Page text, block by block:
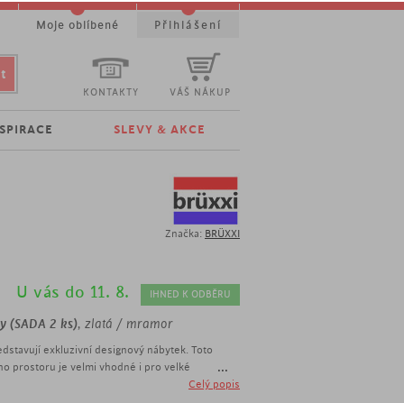
Značka: BRÜXXI
U vás do 11. 8. IHNED K ODBĚRU
(SADA 2 ks), zlatá / mramor
exkluzivní designový nábytek. Toto
prostoru je velmi vhodné i pro velké
...
Celý popis
KONTAKTY VÁŠ NÁKUP
SLEVY & AKCE
Moje oblíbené Přihlášení